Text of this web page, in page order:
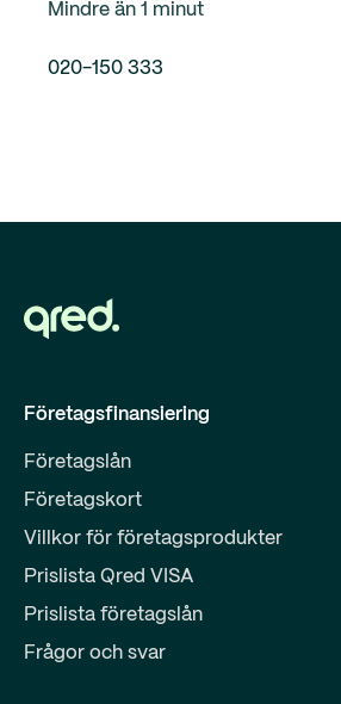
Mindre än 1 minut
020-150 333
Företagsfinansiering
Företagslån
Företagskort
Villkor för företagsprodukter
Prislista Qred VISA
Prislista företagslån
Frågor och svar